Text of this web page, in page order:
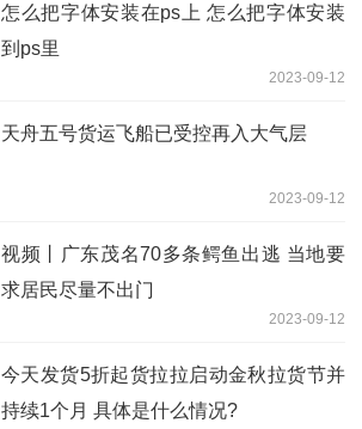
怎么把字体安装在ps上 怎么把字体安装
到ps里
2023-09-12
天舟五号货运飞船已受控再入大气层
2023-09-12
视频丨广东茂名70多条鳄鱼出逃 当地要
求居民尽量不出门
2023-09-12
今天发货5折起货拉拉启动金秋拉货节并
持续1个月 具体是什么情况?